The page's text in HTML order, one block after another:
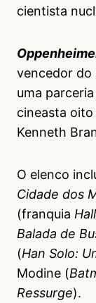
cientista
vencedor do
uma
cineasta oito
Kenneth
O elenco
Cidade dos
(franquia
Balada de
(Han Solo:
Modine (
Ressurge).